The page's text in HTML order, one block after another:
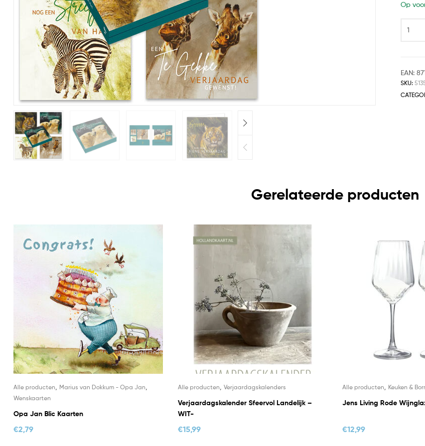
Op
EAN:
SKU:
Gerelateerde producten
Alle producten, Marius van Dokkum - Opa Jan,
Wenskaarten
Opa Jan Blic Kaarten
€2,79
Alle producten, Verjaardagskalenders
Verjaardagskalender Sfeervol Landelijk –
WIT-
€15,99
Alle producten, Keuken &
Jens Living Rode
€12,99